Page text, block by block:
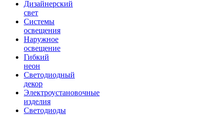
Дизайнерский
свет
Системы
освещения
Наружное
освещение
Гибкий
неон
Светодиодный
декор
Электроустановочные
изделия
Светодиоды